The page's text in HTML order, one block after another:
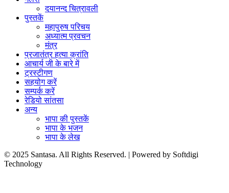
दयानन्द चित्रावली
पुस्तकें
महापुरुष परिचय
अध्यात्म प्रवचन
मंत्र
प्रजातंत्र हत्या क्रांति
आचार्य जी के बारे में
ट्रस्टीगण
सहयोग करें
सम्पर्क करें
रेडियो सांतसा
अन्य
भापा की पुस्तकें
भापा के भजन
भापा के लेख
© 2025 Santasa. All Rights Reserved. | Powered by Softdigi
Technology